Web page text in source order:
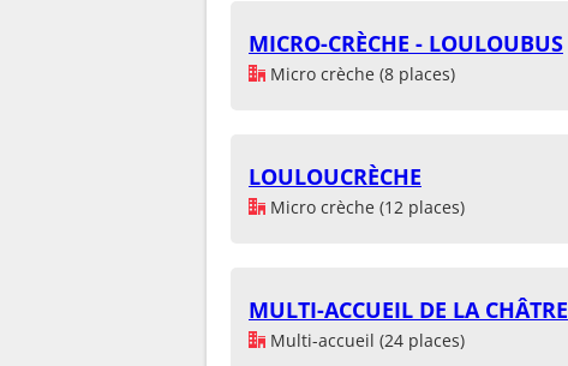
MICRO-CRÈCHE - LOULOUBUS
Micro crèche (8 places)
LOULOUCRÈCHE
Micro crèche (12 places)
MULTI-ACCUEIL DE LA CHÂTRE
Multi-accueil (24 places)